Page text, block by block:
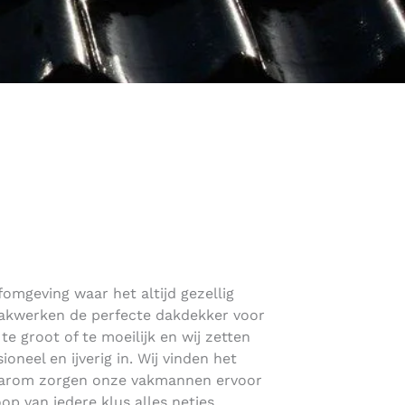
waar het altijd gezellig
de perfecte dakdekker voor
groot of te moeilijk en wij zetten
en ijverig in. Wij vinden het
zorgen onze vakmannen ervoor